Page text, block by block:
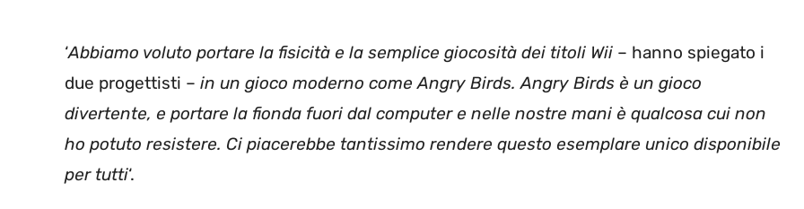
‘Abbiamo voluto portare la fisicità e la semplice giocosità dei titoli Wii – hanno spiegato i
due progettisti – in un gioco moderno come Angry Birds. Angry Birds è un gioco
divertente, e portare la fionda fuori dal computer e nelle nostre mani è qualcosa cui non
ho potuto resistere. Ci piacerebbe tantissimo rendere questo esemplare unico disponibile
per tutti‘.